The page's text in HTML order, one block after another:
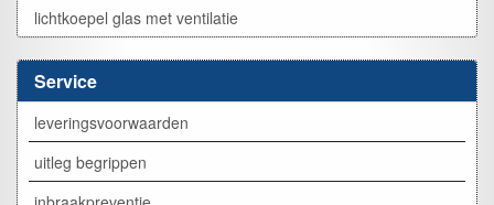
lichtkoepel glas met ventilatie
Service
leveringsvoorwaarden
uitleg begrippen